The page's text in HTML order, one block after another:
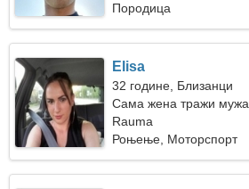
Породица
Elisa
32 године, Близанци
Сама жена тражи мужа
Rauma
Роњење, Моторспорт